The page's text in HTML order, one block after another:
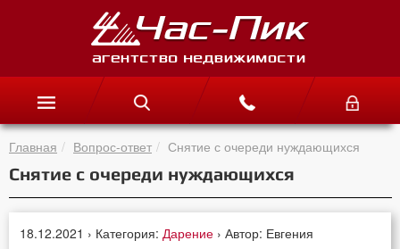
Главная Вопрос-ответ Снятие с очереди нуждающихся
Снятие с очереди нуждающихся
18.12.2021 › Категория: Дарение › Автор: Евгения